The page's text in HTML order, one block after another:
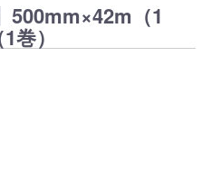
500mm×42m（1
）